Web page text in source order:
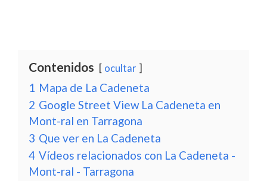
Contenidos ocultar
1 Mapa de La Cadeneta
2 Google Street View La Cadeneta en
Mont-ral en Tarragona
3 Que ver en La Cadeneta
4 Vídeos relacionados con La Cadeneta -
Mont-ral - Tarragona